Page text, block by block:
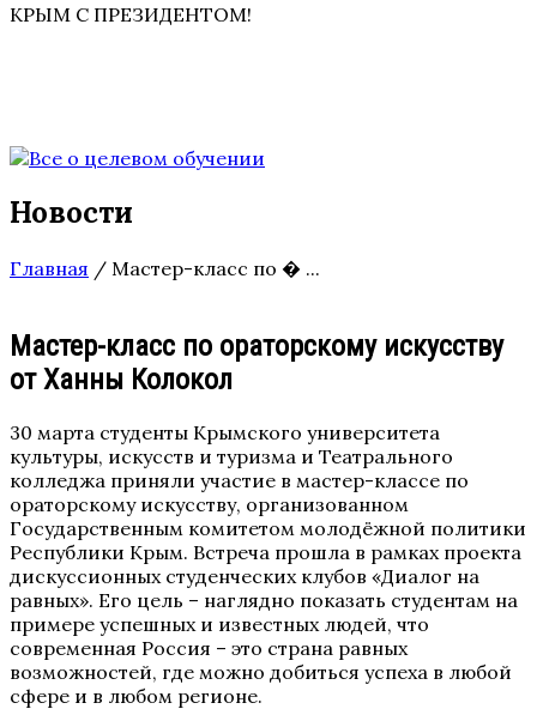
КРЫМ С ПРЕЗИДЕНТОМ!
Новости
Главная / Мастер-класс по � ...
Мастер-класс по ораторскому искусству
от Ханны Колокол
30 марта студенты Крымского университета
культуры, искусств и туризма и Театрального
колледжа приняли участие в мастер-классе по
ораторскому искусству, организованном
Государственным комитетом молодёжной политики
Республики Крым. Встреча прошла в рамках проекта
дискуссионных студенческих клубов «Диалог на
равных». Его цель – наглядно показать студентам на
примере успешных и известных людей, что
современная Россия – это страна равных
возможностей, где можно добиться успеха в любой
сфере и в любом регионе.